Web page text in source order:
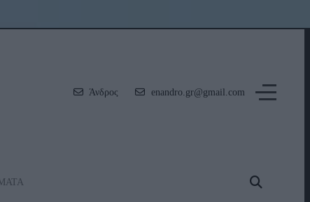
Άνδρος enandro.gr@gmail.com